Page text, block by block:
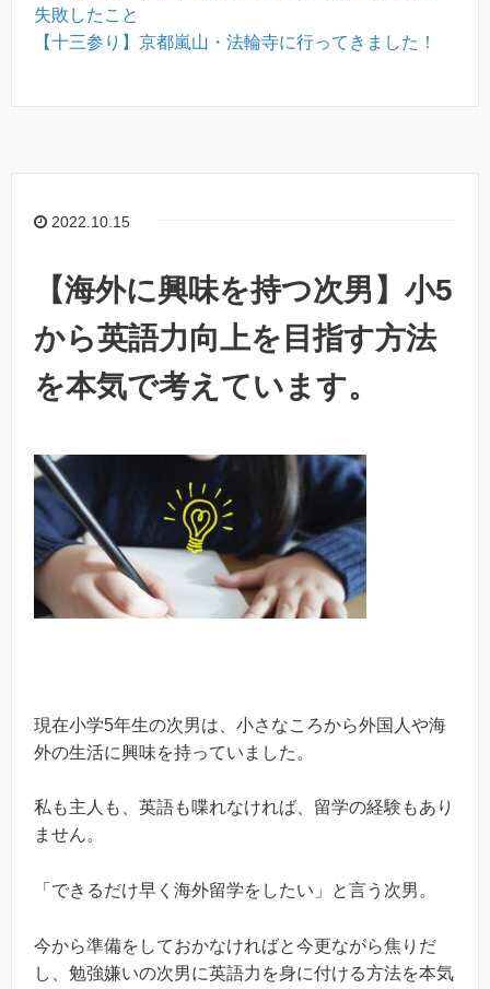
失敗したこと
【十三参り】京都嵐山・法輪寺に行ってきました！
2022.10.15
【海外に興味を持つ次男】小5
から英語力向上を目指す方法
を本気で考えています。
現在小学5年生の次男は、小さなころから外国人や海
外の生活に興味を持っていました。
私も主人も、英語も喋れなければ、留学の経験もあり
ません。
「できるだけ早く海外留学をしたい」と言う次男。
今から準備をしておかなければと今更ながら焦りだ
し、勉強嫌いの次男に英語力を身に付ける方法を本気